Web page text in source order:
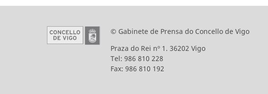
© Gabinete de Prensa do Concello de Vigo
Praza do Rei nº 1. 36202 Vigo
Tel: 986 810 228
Fax: 986 810 192